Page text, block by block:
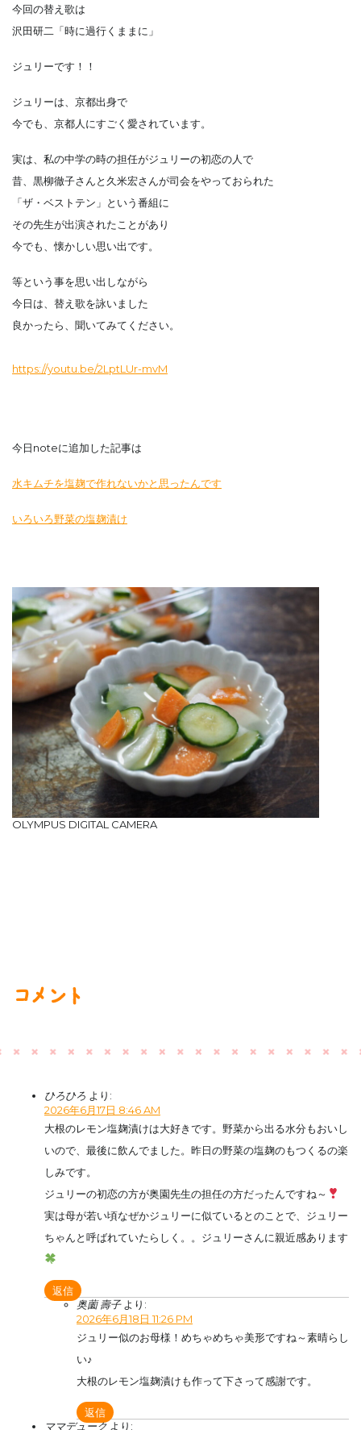
今回の替え歌は
沢田研二「時に過行くままに」
ジュリーです！！
ジュリーは、京都出身で
今でも、京都人にすごく愛されています。
実は、私の中学の時の担任がジュリーの初恋の人で
昔、黒柳徹子さんと久米宏さんが司会をやっておられた
「ザ・ベストテン」という番組に
その先生が出演されたことがあり
今でも、懐かしい思い出です。
等という事を思い出しながら
今日は、替え歌を詠いました
良かったら、聞いてみてください。
https://youtu.be/2LptLUr-mvM
今日noteに追加した記事は
水キムチを塩麹で作れないかと思ったんです
いろいろ野菜の塩麹漬け
OLYMPUS DIGITAL CAMERA
コメント
ひろひろ より:
2026年6月17日 8:46 AM
大根のレモン塩麹漬けは大好きです。野菜から出る水分もおいし
いので、最後に飲んでました。昨日の野菜の塩麹のもつくるの楽
しみです。
ジュリーの初恋の方が奥園先生の担任の方だったんですね～
実は母が若い頃なぜかジュリーに似ているとのことで、ジュリー
ちゃんと呼ばれていたらしく。。ジュリーさんに親近感あります
返信
奥薗 壽子 より:
2026年6月18日 11:26 PM
ジュリー似のお母様！めちゃめちゃ美形ですね～素晴らし
い♪
大根のレモン塩麹漬けも作って下さって感謝です。
返信
ママデューク より: